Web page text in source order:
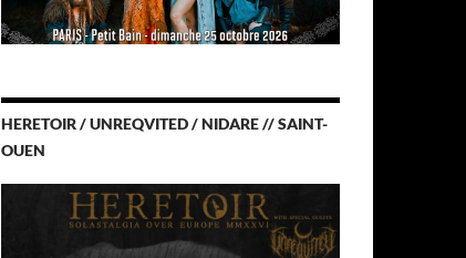
HERETOIR / UNREQVITED / NIDARE // SAINT-
OUEN